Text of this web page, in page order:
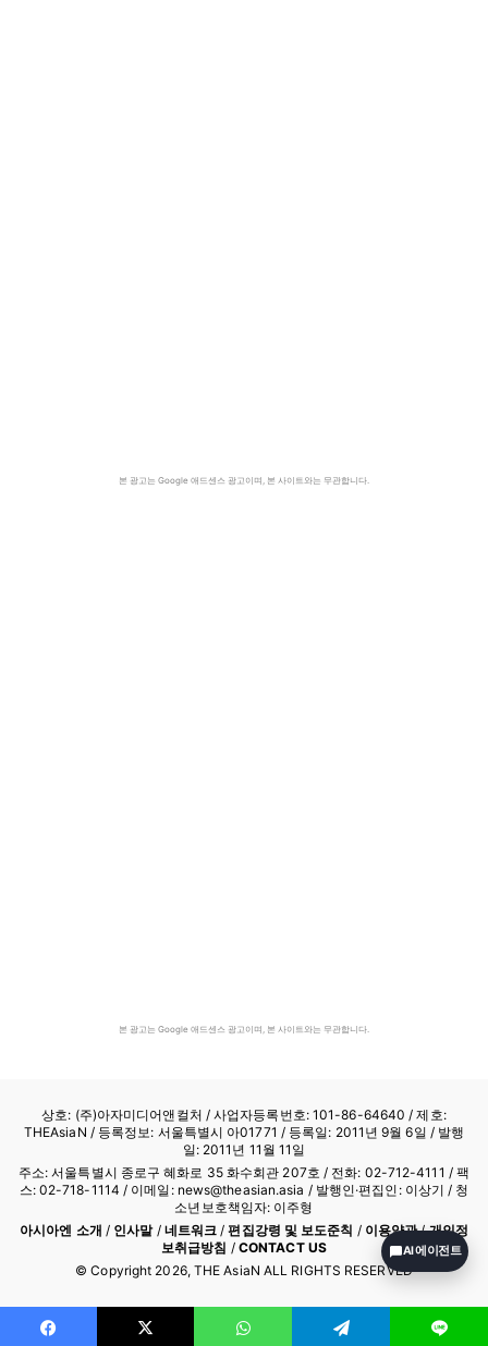
본 광고는 Google 애드센스 광고이며, 본 사이트와는 무관합니다.
본 광고는 Google 애드센스 광고이며, 본 사이트와는 무관합니다.
상호: (주)아자미디어앤컬처 /사업자등록번호: 101-86-64640 / 제호:
THEAsiaN / 등록정보: 서울특별시 아01771 / 등록일: 2011년 9월 6일 / 발행
일: 2011년 11월 11일
주소: 서울특별시 종로구 혜화로 35 화수회관 207호 / 전화: 02-712-4111 / 팩
스: 02-718-1114 / 이메일: news@theasian.asia / 발행인·편집인: 이상기 / 청
소년보호책임자: 이주형
아시아엔 소개 / 인사말/ 네트워크 /편집강령 및 보도준칙 / 이용약관/개인정
보취급방침 / CONTACT US
© Copyright 2026, THE AsiaN ALL RIGHTS RESERVED
AI 에이전트